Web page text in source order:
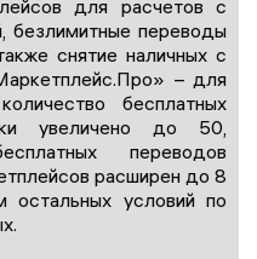
для расчетов с
безлимитные переводы
снятие наличных с
– для
бесплатных
увеличено до 50,
переводов
расширен до 8
остальных условий по